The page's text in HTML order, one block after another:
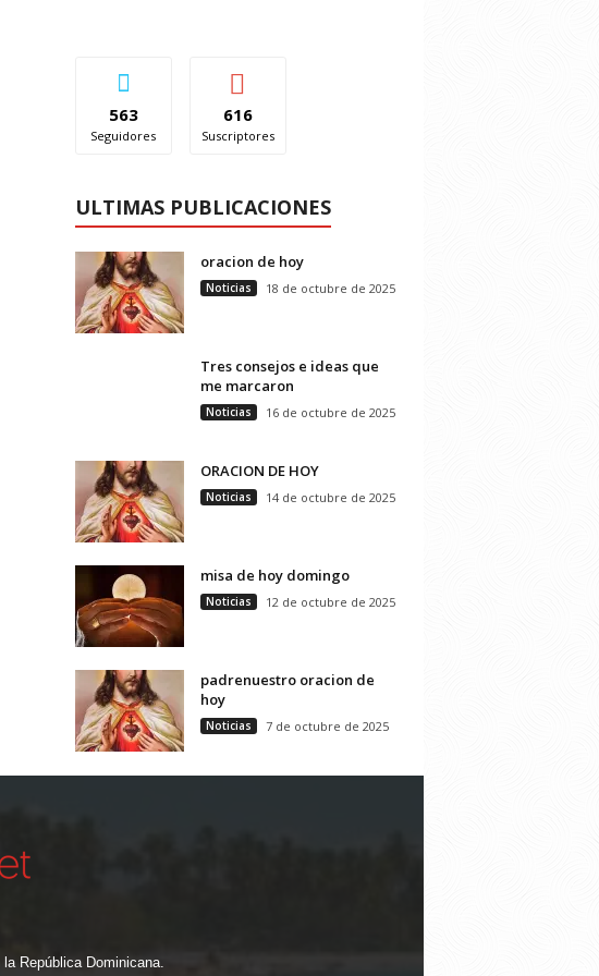
563
Seguidores
616
Suscriptores
ULTIMAS PUBLICACIONES
oracion de hoy
Noticias 18 de octubre de 2025
Tres consejos e ideas que
me marcaron
Noticias 16 de octubre de 2025
ORACION DE HOY
Noticias 14 de octubre de 2025
misa de hoy domingo
Noticias 12 de octubre de 2025
padrenuestro oracion de
hoy
Noticias 7 de octubre de 2025
República Dominicana.